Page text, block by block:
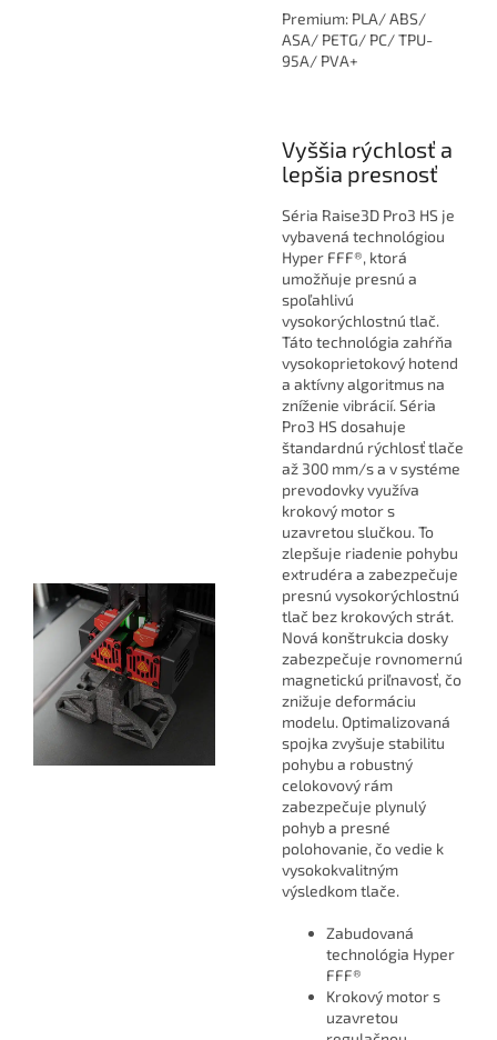
Premium: PLA/ ABS/
ASA/ PETG/ PC/ TPU-
95A/ PVA+
Vyššia rýchlosť a
lepšia presnosť
Séria Raise3D Pro3 HS je
vybavená technológiou
Hyper FFF®, ktorá
umožňuje presnú a
spoľahlivú
vysokorýchlostnú tlač.
Táto technológia zahŕňa
vysokoprietokový hotend
a aktívny algoritmus na
zníženie vibrácií. Séria
Pro3 HS dosahuje
štandardnú rýchlosť tlače
až 300 mm/s a v systéme
prevodovky využíva
krokový motor s
uzavretou slučkou. To
zlepšuje riadenie pohybu
extrudéra a zabezpečuje
presnú vysokorýchlostnú
tlač bez krokových strát.
Nová konštrukcia dosky
zabezpečuje rovnomernú
magnetickú priľnavosť, čo
znižuje deformáciu
modelu. Optimalizovaná
spojka zvyšuje stabilitu
pohybu a robustný
celokovový rám
zabezpečuje plynulý
pohyb a presné
polohovanie, čo vedie k
vysokokvalitným
výsledkom tlače.
Zabudovaná
technológia Hyper
FFF®
Krokový motor s
uzavretou